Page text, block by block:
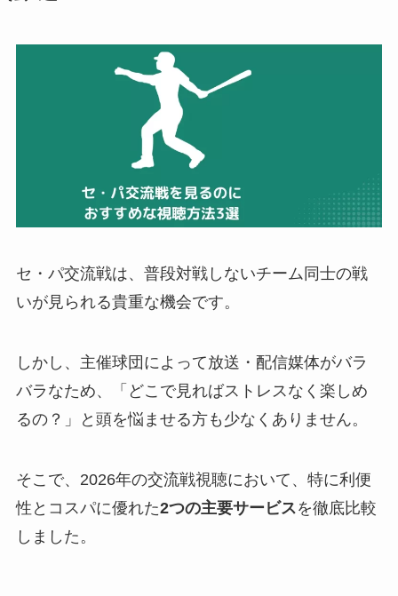
セ・パ交流戦は、普段対戦しないチーム同士の戦
いが見られる貴重な機会です。
しかし、主催球団によって放送・配信媒体がバラ
バラなため、「どこで見ればストレスなく楽しめ
るの？」と頭を悩ませる方も少なくありません。
そこで、2026年の交流戦視聴において、特に利便
性とコスパに優れた2つの主要サービスを徹底比較
しました。